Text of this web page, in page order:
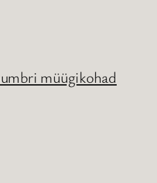
müügikohad